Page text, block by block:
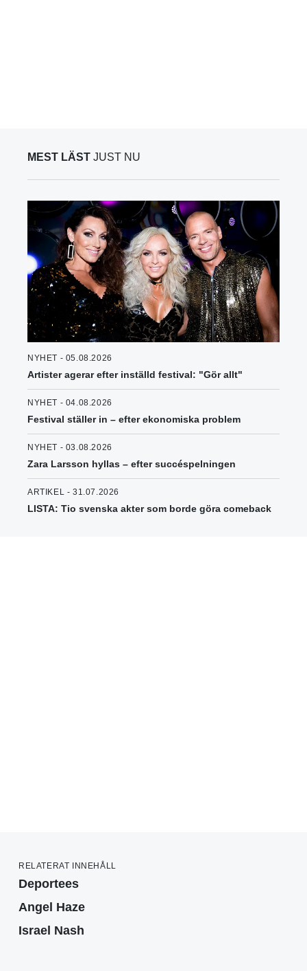
MEST LÄST JUST NU
NYHET - 05.08.2026
Artister agerar efter inställd festival: "Gör allt"
NYHET - 04.08.2026
Festival ställer in – efter ekonomiska problem
NYHET - 03.08.2026
Zara Larsson hyllas – efter succéspelningen
ARTIKEL - 31.07.2026
LISTA: Tio svenska akter som borde göra comeback
RELATERAT INNEHÅLL
Deportees
Angel Haze
Israel Nash